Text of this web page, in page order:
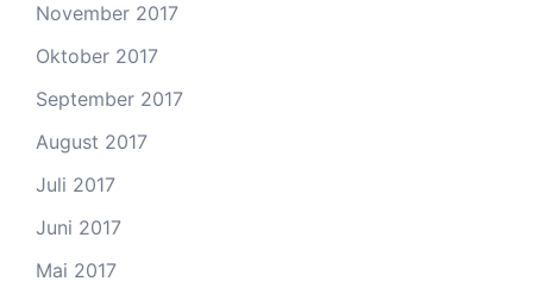
November 2017
Oktober 2017
September 2017
August 2017
Juli 2017
Juni 2017
Mai 2017